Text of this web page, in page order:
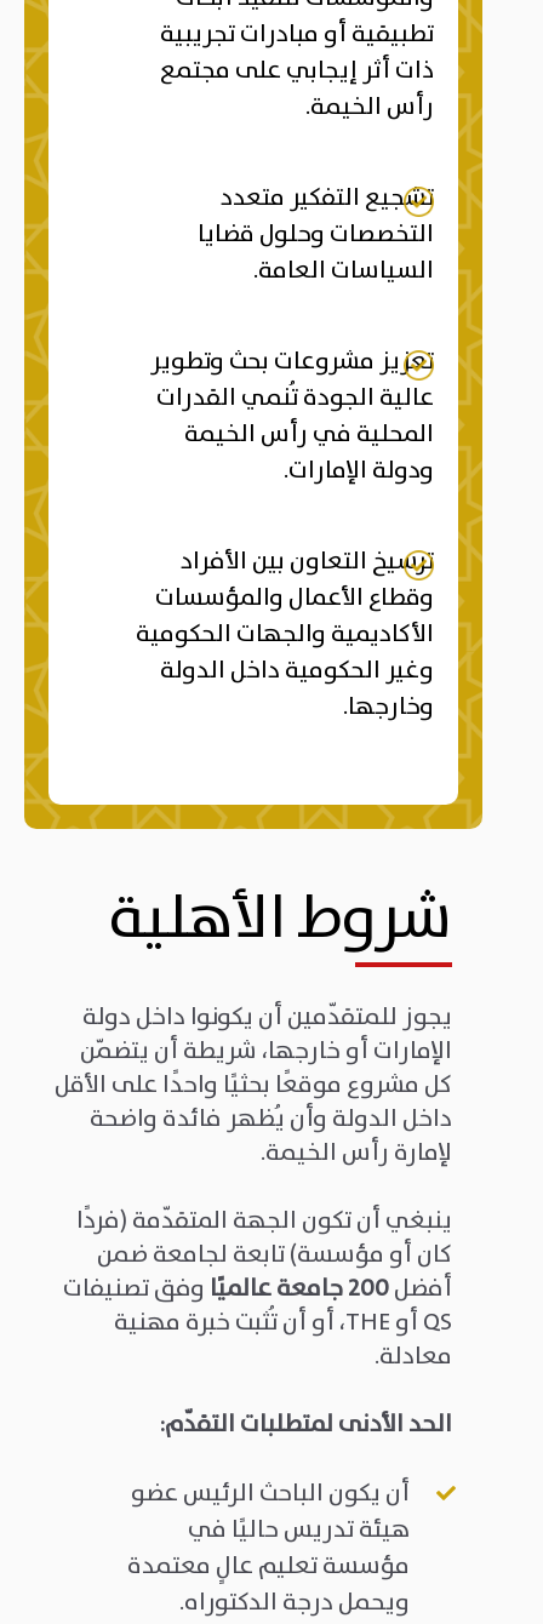
تطبيقية أو مبادرات تجريبية
ذات أثر إيجابي على مجتمع
رأس الخيمة.
تشجيع التفكير متعدد
التخصصات وحلول قضايا
السياسات العامة.
تعزيز مشروعات بحث وتطوير
عالية الجودة تُنمي القدرات
المحلية في رأس الخيمة
ودولة الإمارات.
ترسيخ التعاون بين الأفراد
وقطاع الأعمال والمؤسسات
الأكاديمية والجهات الحكومية
وغير الحكومية داخل الدولة
وخارجها.
شروط الأهلية
يجوز للمتقدّمين أن يكونوا داخل دولة
الإمارات أو خارجها، شريطة أن يتضمّن
كل مشروع موقعًا بحثيًا واحدًا على الأقل
داخل الدولة وأن يُظهر فائدة واضحة
لإمارة رأس الخيمة.
ينبغي أن تكون الجهة المتقدّمة (فردًا
كان أو مؤسسة) تابعة لجامعة ضمن
أفضل200جامعة عالميًا وفق تصنيفات
QS أو THE، أو أن تُثبت خبرة مهنية
معادلة.
الحد الأدنى لمتطلبات التقدّم:
أن يكون الباحث الرئيس عضو
هيئة تدريس حاليًا في
مؤسسة تعليم عالٍ معتمدة
ويحمل درجة الدكتوراه.